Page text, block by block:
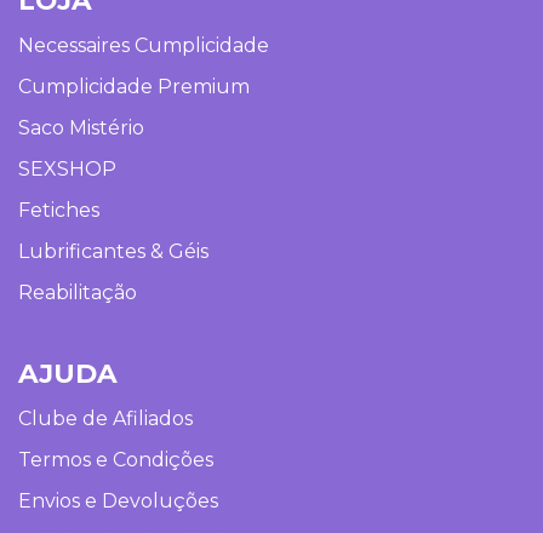
Necessaires Cumplicidade
Cumplicidade Premium
Saco Mistério
SEXSHOP
Fetiches
Lubrificantes & Géis
Reabilitação
AJUDA
Clube de Afiliados
Termos e Condições
Envios e Devoluções